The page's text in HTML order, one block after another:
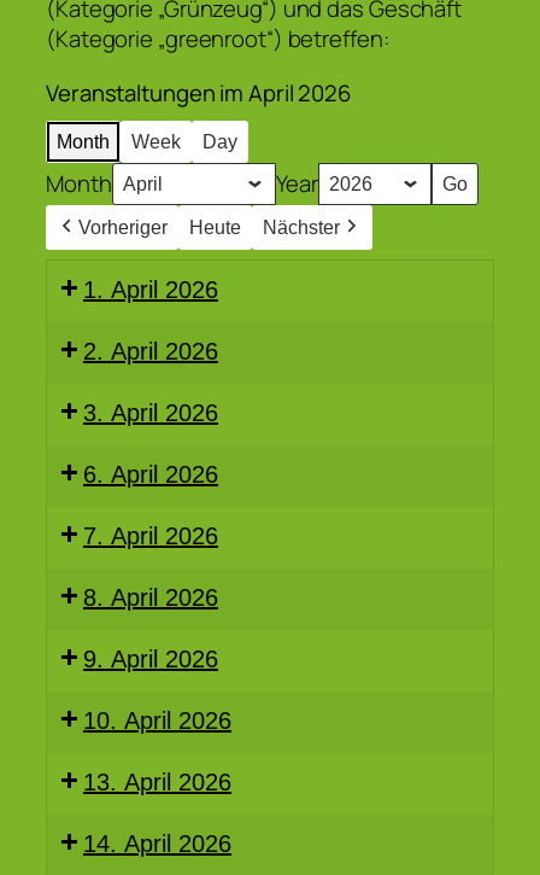
(Kategorie „Grünzeug“) und das Geschäft
(Kategorie „greenroot“) betreffen:
Veranstaltungen im April 2026
Month Week Day
Month Year
Vorheriger Heute Nächster
1. April 2026
2. April 2026
3. April 2026
6. April 2026
7. April 2026
8. April 2026
9. April 2026
10. April 2026
13. April 2026
14. April 2026